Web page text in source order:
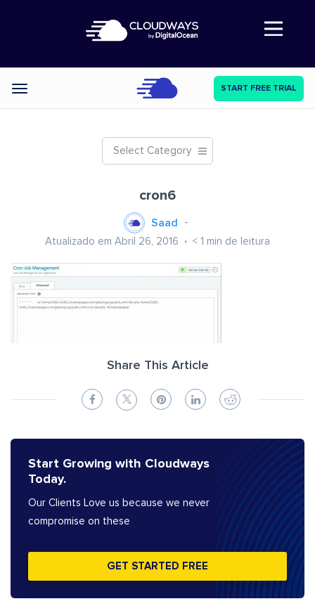
Abre a navegação
Categories START FREE TRIAL
Select Category
cron6
Saad
Atualizado em Abril 26, 2016 < 1 min de leitura
Share This Article
Start Growing with Cloudways
Today.
Our Clients Love us because we never
compromise on these
GET STARTED FREE